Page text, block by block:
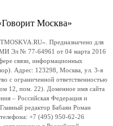
Москва»
Предназначено для
Эл № 77-64961 от 04 марта 2016
связи, информационных
Адрес: 123298, Москва, ул. 3-я
с ограниченной ответственностью
12, пом. 22). Доменное имя сайта
– Российская Федерация и
редактор Бабаян Роман
+7 (495) 950-62-26